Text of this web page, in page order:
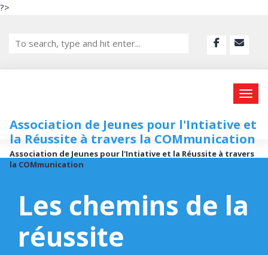
?>
Association de Jeunes pour l'Intiative et
la Réussite à travers la COMmunication
Association de Jeunes pour l'Intiative et la Réussite à travers
la COMmunication
Les chemins de la
réussite